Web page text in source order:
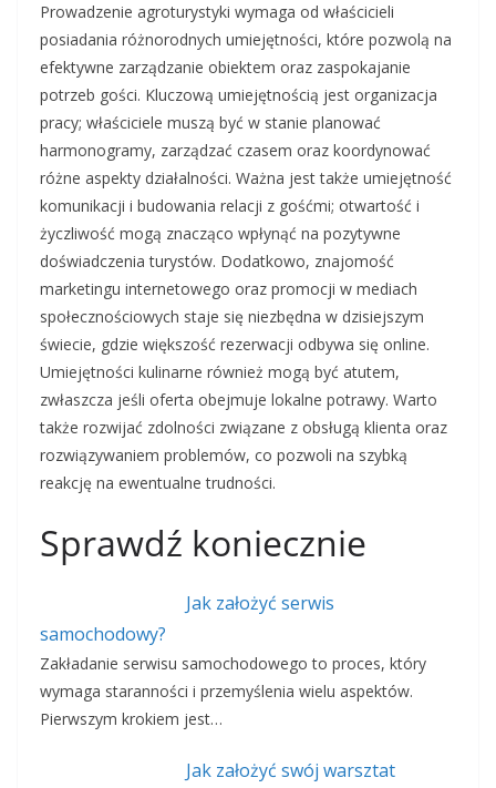
Prowadzenie agroturystyki wymaga od właścicieli
posiadania różnorodnych umiejętności, które pozwolą na
efektywne zarządzanie obiektem oraz zaspokajanie
potrzeb gości. Kluczową umiejętnością jest organizacja
pracy; właściciele muszą być w stanie planować
harmonogramy, zarządzać czasem oraz koordynować
różne aspekty działalności. Ważna jest także umiejętność
komunikacji i budowania relacji z gośćmi; otwartość i
życzliwość mogą znacząco wpłynąć na pozytywne
doświadczenia turystów. Dodatkowo, znajomość
marketingu internetowego oraz promocji w mediach
społecznościowych staje się niezbędna w dzisiejszym
świecie, gdzie większość rezerwacji odbywa się online.
Umiejętności kulinarne również mogą być atutem,
zwłaszcza jeśli oferta obejmuje lokalne potrawy. Warto
także rozwijać zdolności związane z obsługą klienta oraz
rozwiązywaniem problemów, co pozwoli na szybką
reakcję na ewentualne trudności.
Sprawdź koniecznie
Jak założyć serwis
samochodowy?
Zakładanie serwisu samochodowego to proces, który
wymaga staranności i przemyślenia wielu aspektów.
Pierwszym krokiem jest…
Jak założyć swój warsztat